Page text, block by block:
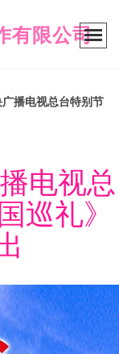
有限公司
播电视总台特别节
电视总
巡礼》